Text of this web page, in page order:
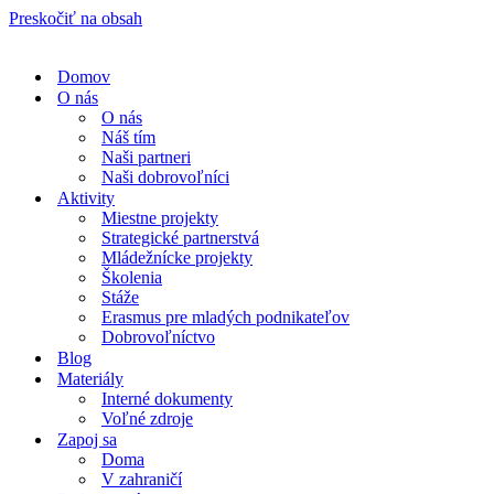
Preskočiť na obsah
Domov
O nás
O nás
Náš tím
Naši partneri
Naši dobrovoľníci
Aktivity
Miestne projekty
Strategické partnerstvá
Mládežnícke projekty
Školenia
Stáže
Erasmus pre mladých podnikateľov
Dobrovoľníctvo
Blog
Materiály
Interné dokumenty
Voľné zdroje
Zapoj sa
Doma
V zahraničí